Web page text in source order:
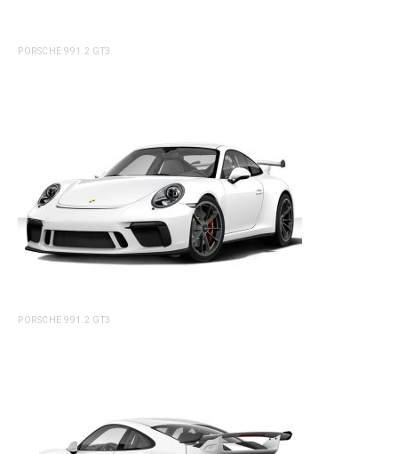
PORSCHE 991.2 GT3
PORSCHE 991.2 GT3